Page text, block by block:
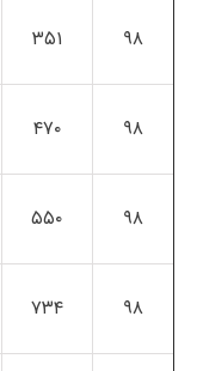
۹۸ ۳۵۱
۹۸ ۴۷۰
۹۸ ۵۵۰
۹۸ ۷۳۴